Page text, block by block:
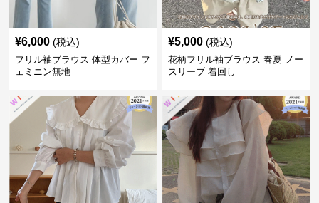
¥6,000 (税込)
フリル袖ブラウス 体型カバー フ
ェミニン無地
¥5,000 (税込)
花柄フリル袖ブラウス 春夏 ノー
スリーブ 着回し